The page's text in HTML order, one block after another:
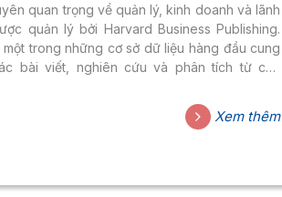
quan trọng về quản lý, kinh doanh và lãnh
quản lý bởi Harvard Business Publishing.
trong những cơ sở dữ liệu hàng đầu cung
bài viết, nghiên cứu và phân tích từ các
Xem thêm